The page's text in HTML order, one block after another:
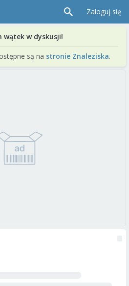
Zaloguj się
wątek w dyskusji!
są na stronie Znaleziska.